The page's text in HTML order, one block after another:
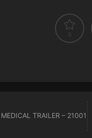
0
TRAILER – 21001